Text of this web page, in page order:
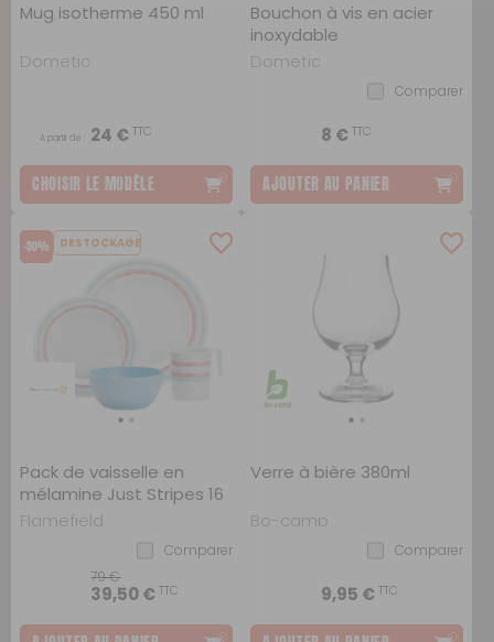
Mug isotherme 450 ml
Dometic
A partir de : 24 €TTC
CHOISIR LE MODÈLE
Bouchon à vis en acier
inoxydable
Dometic
Comparer
8 €TTC
AJOUTER AU PANIER
-50% DESTOCKAGE
Pack de vaisselle en
mélamine Just Stripes 16
pièces
Flamefield
Comparer
79 €
39,50 €TTC
Verre à bière 380ml
Bo-camp
Comparer
9,95 €TTC